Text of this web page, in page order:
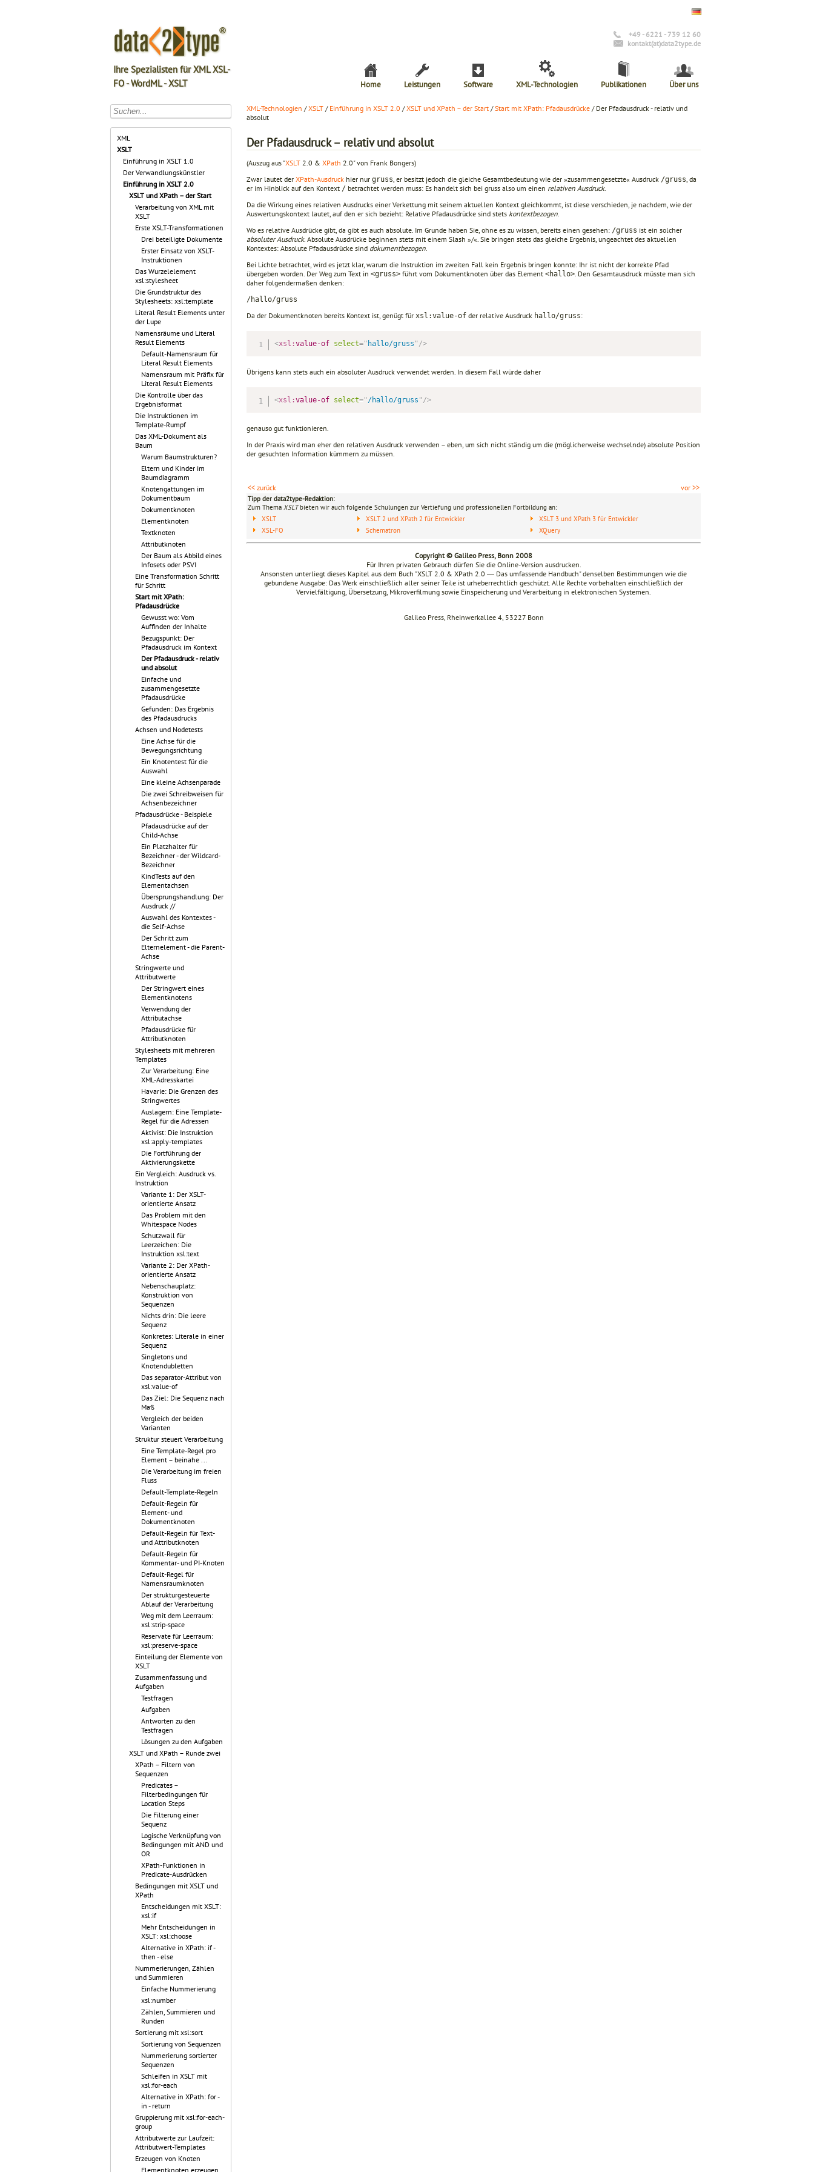
Ihre Spezialisten für XML XSL-
FO - WordML - XSLT
+49 - 6221 - 739 12 60
kontakt(at)data2type.de
Home Leistungen Software XML-Technologien Publikationen Über uns
XML
XSLT
Einführung in XSLT 1.0
Der Verwandlungskünstler
Einführung in XSLT 2.0
XSLT und XPath – der Start
Verarbeitung von XML mit
XSLT
Erste XSLT-Transformationen
Drei beteiligte Dokumente
Erster Einsatz von XSLT-
Instruktionen
Das Wurzelelement
xsl:stylesheet
Die Grundstruktur des
Stylesheets: xsl:template
Literal Result Elements unter
der Lupe
Namensräume und Literal
Result Elements
Default-Namensraum für
Literal Result Elements
Namensraum mit Präfix für
Literal Result Elements
Die Kontrolle über das
Ergebnisformat
Die Instruktionen im
Template-Rumpf
Das XML-Dokument als
Baum
Warum Baumstrukturen?
Eltern und Kinder im
Baumdiagramm
Knotengattungen im
Dokumentbaum
Dokumentknoten
Elementknoten
Textknoten
Attributknoten
Der Baum als Abbild eines
Infosets oder PSVI
Eine Transformation Schritt
für Schritt
Start mit XPath:
Pfadausdrücke
Gewusst wo: Vom
Auffinden der Inhalte
Bezugspunkt: Der
Pfadausdruck im Kontext
Der Pfadausdruck - relativ
und absolut
Einfache und
zusammengesetzte
Pfadausdrücke
Gefunden: Das Ergebnis
des Pfadausdrucks
Achsen und Nodetests
Eine Achse für die
Bewegungsrichtung
Ein Knotentest für die
Auswahl
Eine kleine Achsenparade
Die zwei Schreibweisen für
Achsenbezeichner
Pfadausdrücke - Beispiele
Pfadausdrücke auf der
Child-Achse
Ein Platzhalter für
Bezeichner - der Wildcard-
Bezeichner
KindTests auf den
Elementachsen
Übersprungshandlung: Der
Ausdruck //
Auswahl des Kontextes -
die Self-Achse
Der Schritt zum
Elternelement - die Parent-
Achse
Stringwerte und
Attributwerte
Der Stringwert eines
Elementknotens
Verwendung der
Attributachse
Pfadausdrücke für
Attributknoten
Stylesheets mit mehreren
Templates
Zur Verarbeitung: Eine
XML-Adresskartei
Havarie: Die Grenzen des
Stringwertes
Auslagern: Eine Template-
Regel für die Adressen
Aktivist: Die Instruktion
xsl:apply-templates
Die Fortführung der
Aktivierungskette
Ein Vergleich: Ausdruck vs.
Instruktion
Variante 1: Der XSLT-
orientierte Ansatz
Das Problem mit den
Whitespace Nodes
Schutzwall für
Leerzeichen: Die
Instruktion xsl:text
Variante 2: Der XPath-
orientierte Ansatz
Nebenschauplatz:
Konstruktion von
Sequenzen
Nichts drin: Die leere
Sequenz
Konkretes: Literale in einer
Sequenz
Singletons und
Knotendubletten
Das separator-Attribut von
xsl:value-of
Das Ziel: Die Sequenz nach
Maß
Vergleich der beiden
Varianten
Struktur steuert Verarbeitung
Eine Template-Regel pro
Element – beinahe ...
Die Verarbeitung im freien
Fluss
Default-Template-Regeln
Default-Regeln für
Element- und
Dokumentknoten
Default-Regeln für Text-
und Attributknoten
Default-Regeln für
Kommentar- und PI-Knoten
Default-Regel für
Namensraumknoten
Der strukturgesteuerte
Ablauf der Verarbeitung
Weg mit dem Leerraum:
xsl:strip-space
Reservate für Leerraum:
xsl:preserve-space
Einteilung der Elemente von
XSLT
Zusammenfassung und
Aufgaben
Testfragen
Aufgaben
Antworten zu den
Testfragen
Lösungen zu den Aufgaben
XSLT und XPath – Runde zwei
XPath – Filtern von
Sequenzen
Predicates –
Filterbedingungen für
Location Steps
Die Filterung einer
Sequenz
Logische Verknüpfung von
Bedingungen mit AND und
OR
XPath-Funktionen in
Predicate-Ausdrücken
Bedingungen mit XSLT und
XPath
Entscheidungen mit XSLT:
xsl:if
Mehr Entscheidungen in
XSLT: xsl:choose
Alternative in XPath: if -
then - else
Nummerierungen, Zählen
und Summieren
Einfache Nummerierung
xsl:number
Zählen, Summieren und
Runden
Sortierung mit xsl:sort
Sortierung von Sequenzen
Nummerierung sortierter
Sequenzen
Schleifen in XSLT mit
xsl:for-each
Alternative in XPath: for -
in - return
Gruppierung mit xsl:for-each-
group
Attributwerte zur Laufzeit:
Attributwert-Templates
Erzeugen von Knoten
Elementknoten erzeugen
XML-Technologien /XSLT / Einführung in XSLT 2.0 /XSLT und XPath – der Start /Start mit XPath: Pfadausdrücke / Der Pfadausdruck - relativ und
absolut
Der Pfadausdruck – relativ und absolut
(Auszug aus "XSLT 2.0 & XPath 2.0" von Frank Bongers)
Zwar lautet der XPath-Ausdruck hier nur gruss , er besitzt jedoch die gleiche Gesamtbedeutung wie der »zusammengesetzte« Ausdruck /gruss , da
er im Hinblick auf den Kontext / betrachtet werden muss: Es handelt sich bei gruss also um einen relativen Ausdruck.
Da die Wirkung eines relativen Ausdrucks einer Verkettung mit seinem aktuel­len Kontext gleichkommt, ist diese verschieden, je nachdem, wie der
Auswer­tungskontext lautet, auf den er sich bezieht: Relative Pfadausdrücke sind stets kontextbezogen
Wo es relative Ausdrücke gibt, da gibt es auch absolute. Im Grunde haben Sie, ohne es zu wissen, bereits einen gesehen: /gruss ist ein solcher
absoluter Ausdruck. Absolute Ausdrücke beginnen stets mit einem Slash »/«. Sie bringen stets das gleiche Ergebnis, ungeachtet des aktuellen
Kontextes: Absolute Pfad­ausdrücke sind dokumentbezogen
Bei Lichte betrachtet, wird es jetzt klar, warum die Instruktion im zweiten Fall kein Ergebnis bringen konnte: Ihr ist nicht der korrekte Pfad
übergeben wor­den. Der Weg zum Text in <gruss> führt vom Dokumentknoten über das Ele­ment <hallo> . Den Gesamtausdruck müsste man sich
daher folgendermaßen denken:
/hallo/gruss
Da der Dokumentknoten bereits Kontext ist, genügt für xsl:value-of der relative Ausdruck hallo/gruss:
<xsl:value-of select=" hallo/gruss "/>
Übrigens kann stets auch ein absoluter Ausdruck verwendet werden. In diesem Fall würde daher
<xsl:value-of select="/hallo/gruss "/>
genauso gut funktionieren.
In der Praxis wird man eher den relativen Ausdruck verwenden – eben, um sich nicht ständig um die (möglicherweise wechselnde) absolute Position
der gesuchten Information kümmern zu müssen.
<< zurück vor >>
Tipp der data2type-Redaktion:
Zum Thema XSLTbieten wir auch folgende Schulungen zur Vertiefung und professionellen Fortbildung an:
XSLT
XSL-FO
XSLT 2 und XPath 2 für Entwickler
Schematron
XSLT 3 und XPath 3 für Entwickler
XQuery
Copyright © Galileo Press, Bonn 2008
Für Ihren privaten Gebrauch dürfen Sie die Online-Version ausdrucken.
Ansonsten unterliegt dieses Kapitel aus dem Buch "XSLT 2.0 & XPath 2.0 ― Das umfassende Handbuch" denselben Bestimmungen wie die
gebundene Ausgabe: Das Werk einschließlich aller seiner Teile ist urheberrechtlich geschützt. Alle Rechte vorbehalten einschließlich der
Vervielfältigung, Übersetzung, Mikroverfilmung sowie Einspeicherung und Verarbeitung in elektronischen Systemen.
Galileo Press, Rheinwerkallee 4, 53227 Bonn